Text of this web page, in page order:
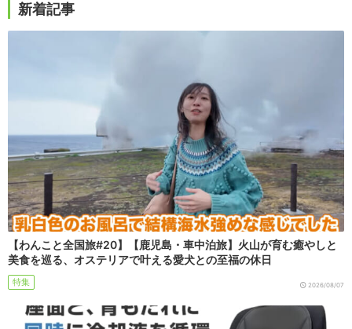
新着記事
【わんこと全国旅#20】【鹿児島・車中泊旅】火山が育む癒やしと
美食を巡る、オステリアで叶える愛犬との至福の休日
特集 2026/08/07